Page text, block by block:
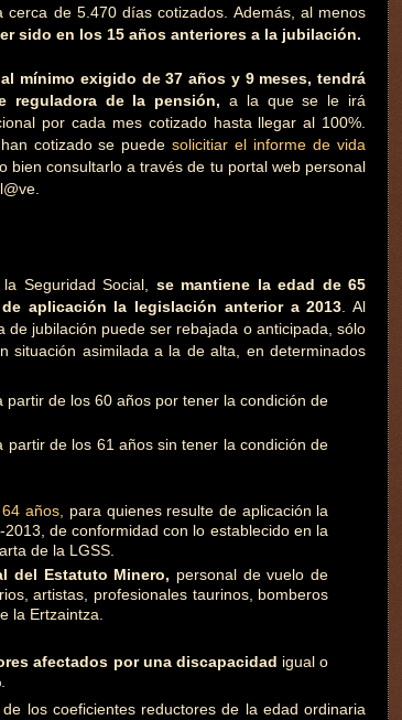
cerca de 5.470 días cotizados. Además, al menos
sido en los 15 años anteriores a la jubilación.
mínimo exigido de 37 años y 9 meses, tendrá
reguladora de la pensión, a la que se le irá
por cada mes cotizado hasta llegar al 100%.
cotizado se puedesolicitiar el informe de vida
bien consultarlo a través de tu portal web personal
Seguridad Social,
se mantiene la edad de 65
aplicación la legislación anterior a 2013 . Al
de jubilación puede ser rebajada o anticipada, sólo
situación asimilada a la de alta, en determinados
partir de los 60 años por tener la condición de
partir de los 61 años sin tener la condición de
años, para quienes resulte de aplicación la
2013, de conformidad con lo establecido en la
de la LGSS.
del Estatuto Minero, personal de vuelo de
artistas, profesionales taurinos, bomberos
la Ertzaintza.
afectados por una discapacidad igual o
los coeficientes reductores de la edad ordinaria